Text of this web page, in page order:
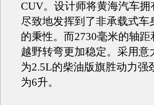
CUV。设计师将黄海汽车
尽致地发挥到了非承载式
的秉性。而2730毫米的轴
越野转弯更加稳定。采用
为2.5L的柴油版旗胜动力
为6升。